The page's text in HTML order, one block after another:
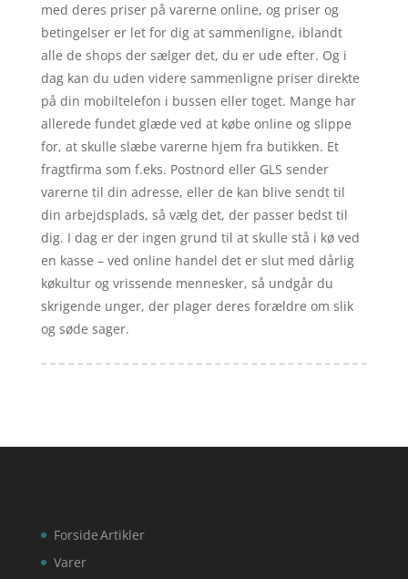
med deres priser på varerne online, og priser og
betingelser er let for dig at sammenligne, iblandt
alle de shops der sælger det, du er ude efter. Og i
dag kan du uden videre sammenligne priser direkte
på din mobiltelefon i bussen eller toget. Mange har
allerede fundet glæde ved at købe online og slippe
for, at skulle slæbe varerne hjem fra butikken. Et
fragtfirma som f.eks. Postnord eller GLS sender
varerne til din adresse, eller de kan blive sendt til
din arbejdsplads, så vælg det, der passer bedst til
dig. I dag er der ingen grund til at skulle stå i kø ved
en kasse – ved online handel det er slut med dårlig
køkultur og vrissende mennesker, så undgår du
skrigende unger, der plager deres forældre om slik
og søde sager.
Forside
Varer
Artikler